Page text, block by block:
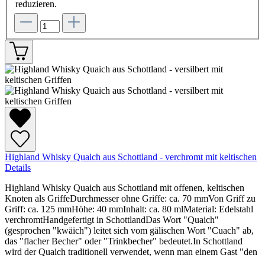
reduzieren.
Highland Whisky Quaich aus Schottland - verchromt mit keltischen
Details
Highland Whisky Quaich aus Schottland mit offenen, keltischen
Knoten als GriffeDurchmesser ohne Griffe: ca. 70 mmVon Griff zu
Griff: ca. 125 mmHöhe: 40 mmInhalt: ca. 80 mlMaterial: Edelstahl
verchromtHandgefertigt in SchottlandDas Wort "Quaich"
(gesprochen "kwäich") leitet sich vom gälischen Wort "Cuach" ab,
das "flacher Becher" oder "Trinkbecher" bedeutet.In Schottland
wird der Quaich traditionell verwendet, wenn man einem Gast "den